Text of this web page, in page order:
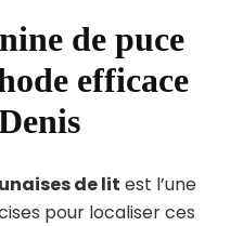
de puce
efficace
de lit est l’une
pour localiser ces